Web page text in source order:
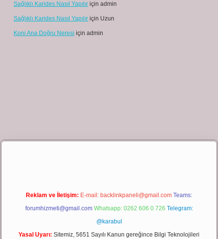
Sağlıklı Karides Nasıl Yapılır için admin
Sağlıklı Karides Nasıl Yapılır için Uzun
Koni Ana Doğru Neresi için admin
giriş
Reklam ve İletişim: E-mail: backlinkpaneli@gmail.com Teams:
forumhizmeti@gmail.com Whatsapp: 0262 606 0 726 Telegram:
@karabul
Yasal Uyarı: Sitemiz, 5651 Sayılı Kanun gereğince Bilgi Teknolojileri